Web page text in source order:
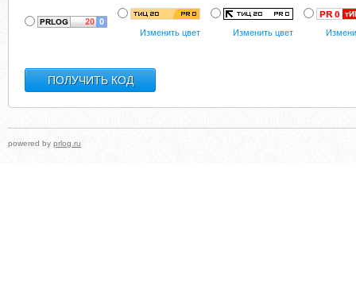
Изменить цвет Изменить цвет
powered by prlog.ru